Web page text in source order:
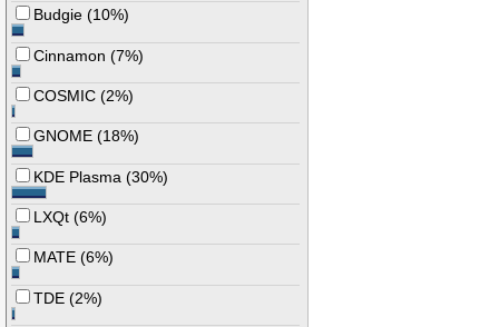
Budgie (10%)
Cinnamon (7%)
COSMIC (2%)
GNOME (18%)
KDE Plasma (30%)
LXQt (6%)
MATE (6%)
TDE (2%)